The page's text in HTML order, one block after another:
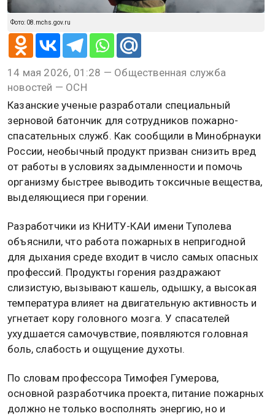
Фото: 08.mchs.gov.ru
14 мая 2026, 01:28 — Общественная служба
новостей — ОСН
Казанские ученые разработали специальный
зерновой батончик для сотрудников пожарно-
спасательных служб. Как сообщили в Минобрнауки
России, необычный продукт призван снизить вред
от работы в условиях задымленности и помочь
организму быстрее выводить токсичные вещества,
выделяющиеся при горении.
Разработчики из КНИТУ-КАИ имени Туполева
объяснили, что работа пожарных в непригодной
для дыхания среде входит в число самых опасных
профессий. Продукты горения раздражают
слизистую, вызывают кашель, одышку, а высокая
температура влияет на двигательную активность и
угнетает кору головного мозга. У спасателей
ухудшается самочувствие, появляются головная
боль, слабость и ощущение духоты.
По словам профессора Тимофея Гумерова,
основной разработчика проекта, питание пожарных
должно не только восполнять энергию, но и